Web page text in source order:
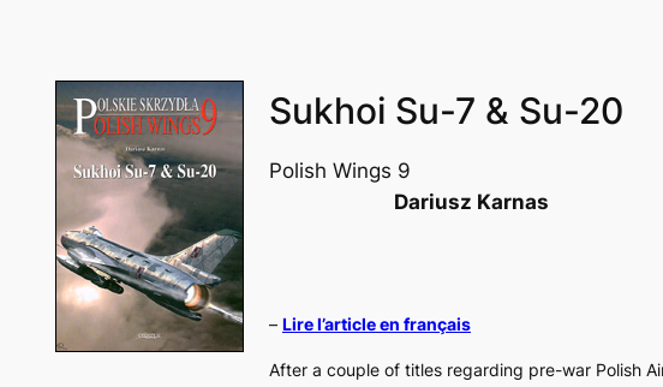
Sukhoi Su-7 & Su-20
Polish Wings 9
Dariusz Karnas
– Lire l’article en français
After a couple of titles regarding pre-war Polish